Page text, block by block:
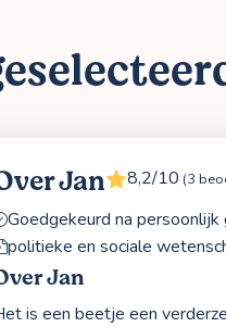
Jan 8,2/10 (3
Goedgekeurd na persoonlijk
politieke en sociale
Jan
is een beetje een